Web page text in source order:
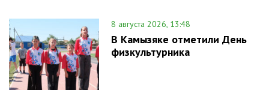
8 августа 2026, 13:48
В Камызяке отметили День
физкультурника